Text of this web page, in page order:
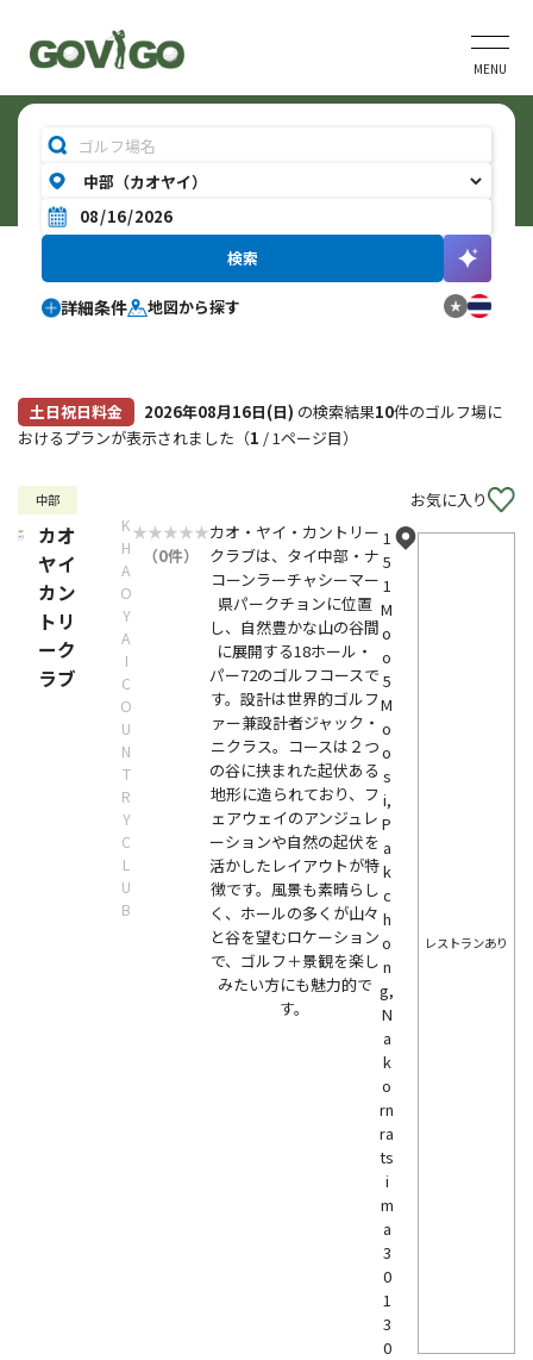
MENU
詳細条件 地図から探す
土日祝日料金 2026年08月16日(日) の検索結果10件のゴルフ場に
おけるプランが表示されました（1 / 1ページ目）
中部 お気に入り
カオ
ヤイ
カン
トリ
ーク
ラブ
K
H
A
O
Y
A
I
C
O
U
N
T
R
Y
C
L
U
B
（0件）
カオ・ヤイ・カントリー
クラブは、タイ中部・ナ
コーンラーチャシーマー
県パークチョンに位置
し、自然豊かな山の谷間
に展開する18ホール・
パー72のゴルフコースで
す。設計は世界的ゴルフ
ァー兼設計者ジャック・
ニクラス。コースは２つ
の谷に挟まれた起伏ある
地形に造られており、フ
ェアウェイのアンジュレ
ーションや自然の起伏を
活かしたレイアウトが特
徴です。風景も素晴らし
く、ホールの多くが山々
と谷を望むロケーション
で、ゴルフ＋景観を楽し
みたい方にも魅力的で
す。
1
5
1
M
o
o
5
M
o
o
s
i,
P
a
k
c
h
o
n
g,
N
a
k
o
rn
ra
ts
i
m
a
3
0
1
3
0
レストランあり